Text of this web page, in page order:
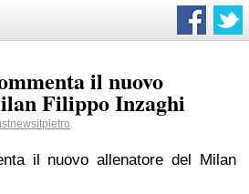
il nuovo
Filippo Inzaghi
il nuovo allenatore del Milan